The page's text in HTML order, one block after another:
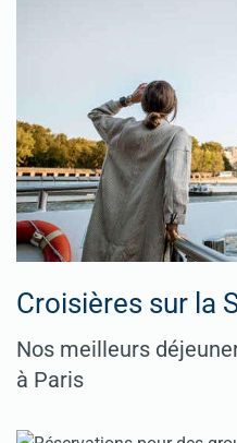
Croisières sur la
Nos meilleurs
à Paris